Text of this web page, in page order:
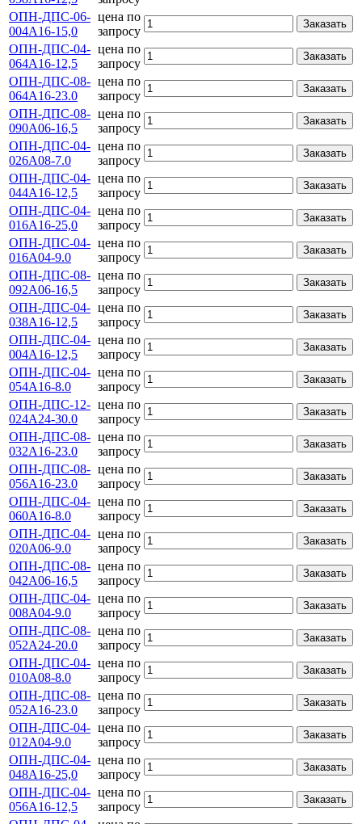
ОПН-ДПС-06-
004A16-15,0
цена по
запросу
Заказать
ОПН-ДПС-04-
064А16-12,5
цена по
запросу
Заказать
ОПН-ДПС-08-
064А16-23.0
цена по
запросу
Заказать
ОПН-ДПС-08-
090А06-16,5
цена по
запросу
Заказать
ОПН-ДПС-04-
026А08-7.0
цена по
запросу
Заказать
ОПН-ДПС-04-
044А16-12,5
цена по
запросу
Заказать
ОПН-ДПС-04-
016А16-25,0
цена по
запросу
Заказать
ОПН-ДПС-04-
016А04-9.0
цена по
запросу
Заказать
ОПН-ДПС-08-
092А06-16,5
цена по
запросу
Заказать
ОПН-ДПС-04-
038А16-12,5
цена по
запросу
Заказать
ОПН-ДПС-04-
004А16-12,5
цена по
запросу
Заказать
ОПН-ДПС-04-
054А16-8.0
цена по
запросу
Заказать
ОПН-ДПС-12-
024А24-30.0
цена по
запросу
Заказать
ОПН-ДПС-08-
032А16-23.0
цена по
запросу
Заказать
ОПН-ДПС-08-
056А16-23.0
цена по
запросу
Заказать
ОПН-ДПС-04-
060А16-8.0
цена по
запросу
Заказать
ОПН-ДПС-04-
020А06-9.0
цена по
запросу
Заказать
ОПН-ДПС-08-
042А06-16,5
цена по
запросу
Заказать
ОПН-ДПС-04-
008А04-9.0
цена по
запросу
Заказать
ОПН-ДПС-08-
052А24-20.0
цена по
запросу
Заказать
ОПН-ДПС-04-
010А08-8.0
цена по
запросу
Заказать
ОПН-ДПС-08-
052А16-23.0
цена по
запросу
Заказать
ОПН-ДПС-04-
012А04-9.0
цена по
запросу
Заказать
ОПН-ДПС-04-
048А16-25,0
цена по
запросу
Заказать
ОПН-ДПС-04-
056А16-12,5
цена по
запросу
Заказать